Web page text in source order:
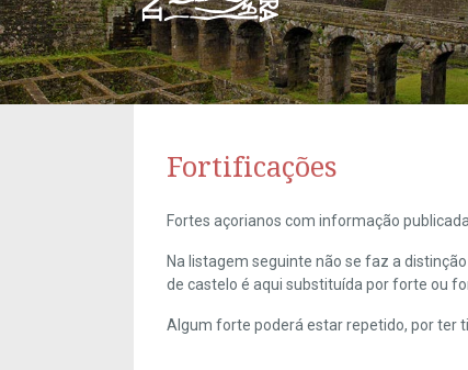
Fortificações
Fortes açorianos com informação publicada
Na listagem seguinte não se faz a
de castelo é aqui substituída por forte ou
Algum forte poderá estar repetido, por ter